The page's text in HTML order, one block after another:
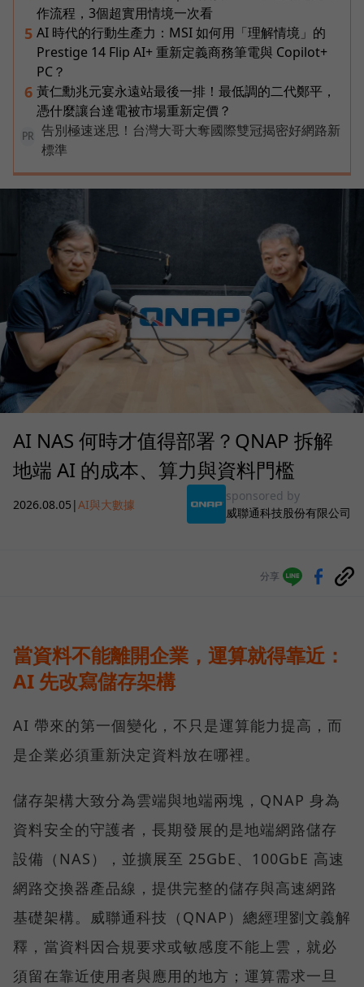
作流程，3個超實用情境一次看
5 AI 時代的行動生產力：MSI 如何用「理解情境」的
Prestige 14 Flip AI+ 重新定義商務筆電與 Copilot+
PC？
6 黃仁勳兆元宴永遠站最後一排！最低調的二代鄭平，
憑什麼讓台達電被市場重新定價？
PR
告別極速迷思！台灣大哥大奪國際雙冠揭密好網路新
標準
AI NAS 何時才值得部署？QNAP 拆解
地端 AI 的成本、算力與資料門檻
2026.08.05 |AI與大數據
sponsored by
威聯通科技股份有限公司
分享
當資料不能離開企業，運算就得靠近：
AI 先改寫儲存架構
AI 帶來的第一個變化，不只是運算能力提高，而
是企業必須重新決定資料放在哪裡。
儲存架構大致分為雲端與地端兩塊，QNAP 身為
資料安全的守護者，長期發展的是地端網路儲存
設備（NAS），並擴展至 25GbE、100GbE 高速
網路交換器產品線，提供完整的儲存與高速網路
基礎架構。威聯通科技（QNAP）總經理劉文義解
釋，當資料因合規要求或敏感度不能上雲，就必
須留在靠近使用者與應用的地方；運算需求一旦